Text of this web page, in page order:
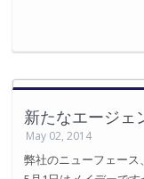
新たなエージェ
May 02, 2014
弊社のニューフェース